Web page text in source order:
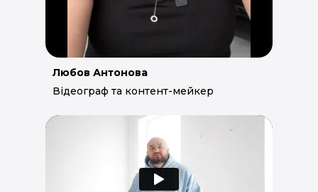
Любов Антонова
Відеограф та контент-мейкер